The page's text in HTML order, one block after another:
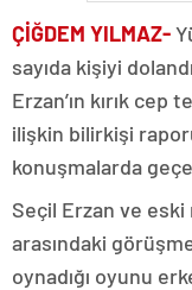
ÇİĞDEM YILMAZ-
sayıda kişiyi
Erzan’ın kırık
ilişkin bilirkişi
konuşmalarda
Seçil Erzan ve eski
arasındaki
oynadığı oyunu